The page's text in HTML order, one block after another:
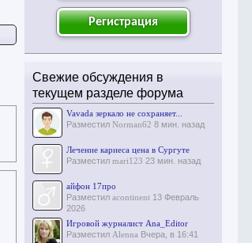
Регистрация
Свежие обсуждения в
текущем разделе форума
Vavada зеркало не сохраняет...
Разместил Norman62 8 мин. назад
Лечение кариеса цена в Сургуте
Разместил mari123 23 мин. назад
айфон 17про
Разместил acontinent 13 Февраль
2026
Игровой журналист Ana_Editor
Разместил Alenna Вчера, в 16:41